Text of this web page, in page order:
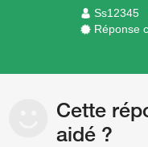
Ss12345
Réponse
Cette
aidé ?